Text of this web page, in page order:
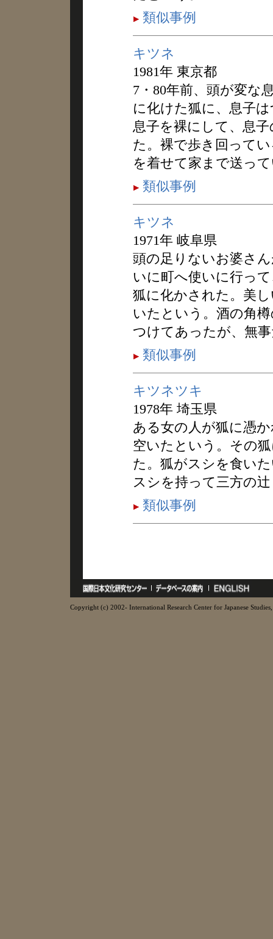
類似事例
キツネ
1981年 東京都
7・80年前、頭が変な
に化けた狐に、息子
息子を裸にして、息
た。裸で歩き回って
を着せて家まで送っ
類似事例
キツネ
1971年 岐阜県
頭の足りないお婆さ
いに町へ使いに行っ
狐に化かされた。美
いたという。酒の角
つけてあったが、無
類似事例
キツネツキ
1978年 埼玉県
ある女の人が狐に憑
空いたという。その
た。狐がスシを食い
スシを持って三方の
類似事例
Copyright (c) 2002- International Research Center for Japanese